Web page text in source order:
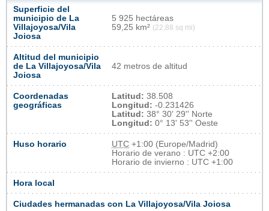
Superficie del
municipio de La
Villajoyosa/Vila
Joiosa
5 925 hectáreas
59,25 km² (22,88 sq mi)
Altitud del municipio
de La Villajoyosa/Vila
Joiosa
42 metros de altitud
Coordenadas
geográficas
Latitud: 38.508
Longitud: -0.231426
Latitud: 38° 30' 29'' Norte
Longitud: 0° 13' 53'' Oeste
Huso horario UTC +1:00 (Europe/Madrid)
Horario de verano : UTC +2:00
Horario de invierno : UTC +1:00
Hora local
Ciudades hermanadas con La Villajoyosa/Vila Joiosa